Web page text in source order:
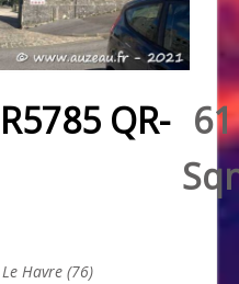
QR- 61
Le Havre (76)